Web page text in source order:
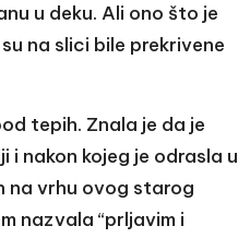
u deku. Ali ono što je
na slici bile prekrivene
tepih. Znala je da je
nakon kojeg je odrasla u
na vrhu ovog starog
nazvala “prljavim i